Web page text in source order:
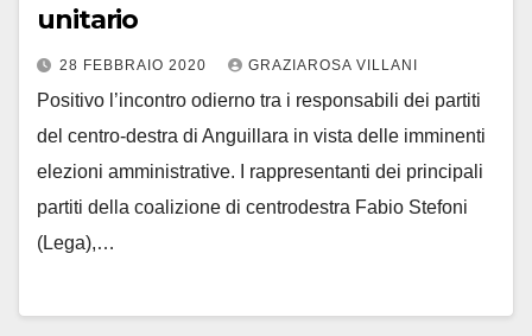
unitario
28 FEBBRAIO 2020 GRAZIAROSA VILLANI
Positivo l’incontro odierno tra i responsabili dei partiti
del centro-destra di Anguillara in vista delle imminenti
elezioni amministrative. I rappresentanti dei principali
partiti della coalizione di centrodestra Fabio Stefoni
(Lega),…